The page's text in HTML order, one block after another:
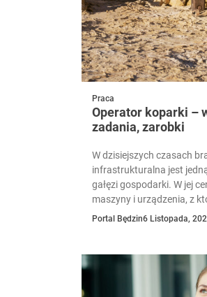
Praca
Operator koparki –
zadania, zarobki
W dzisiejszych czasach
infrastrukturalna jest
gałęzi gospodarki. W jej
maszyny i urządzenia, z
Portal Będzin6 Listopada,